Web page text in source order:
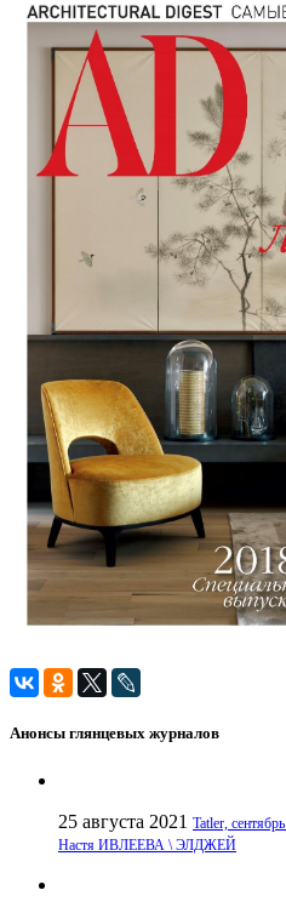
Анонсы глянцевых журналов
25 августа 2021 Tatler,
Настя ИВЛЕЕВА \ ЭЛДЖЕЙ